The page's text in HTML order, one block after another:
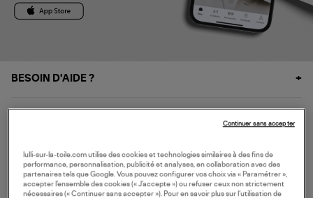
BESOIN D'AIDE ?
NOS SERVICES
SERVICE CLIENT
lulli-sur-la-toile.com utilise des cookies et technologies similaires à des fins de
performance, personnalisation, publicité et analyses, en collaboration avec des
partenaires tels que Google. Vous pouvez configurer vos choix via « Paramétrer »,
accepter l’ensemble des cookies (« J’accepte ») ou refuser ceux non strictement
nécessaires (« Continuer sans accepter »). Pour en savoir plus sur l’utilisation de
Continuer sans accepter